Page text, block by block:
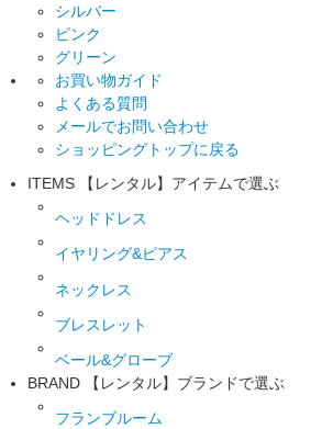
シルバー
ピンク
グリーン
お買い物ガイド
よくある質問
メールでお問い合わせ
ショッピングトップに戻る
ITEMS
【レンタル】アイテムで選ぶ
ヘッドドレス
イヤリング&ピアス
ネックレス
ブレスレット
ベール&グローブ
BRAND
【レンタル】ブランドで選ぶ
フランブルーム